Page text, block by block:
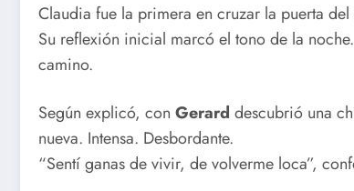
Claudia fue la primera en cruzar la puerta
Su reflexión inicial marcó el tono de la
camino.
Según explicó, con Gerard descubrió una
nueva. Intensa. Desbordante.
“Sentí ganas de vivir, de volverme loca”,